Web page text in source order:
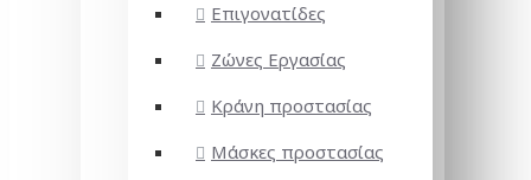
Επιγονατίδες
Ζώνες Εργασίας
Κράνη προστασίας
Μάσκες προστασίας